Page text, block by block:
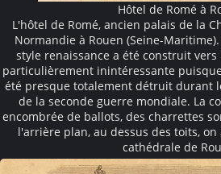
Hôtel de Romé à
L'hôtel de Romé, ancien palais de la
Normandie à Rouen (Seine-
style renaissance a été construit vers
particulièrement inintéressante
été presque totalement détruit durant
de la seconde guerre mondiale. La
encombrée de ballots, des charrettes
l'arrière plan, au dessus des toits,
cathédrale de